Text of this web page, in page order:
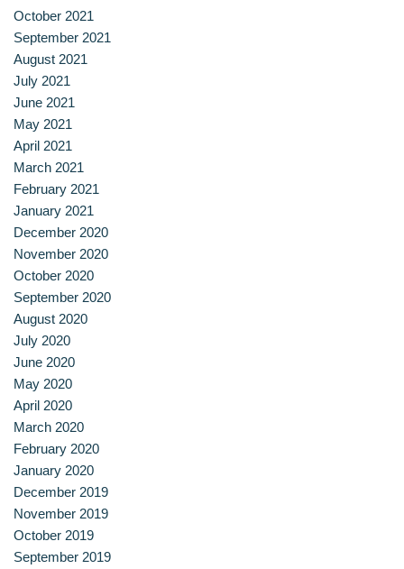
หน้าแรก
หลักสูตรอบรมฟรี (Reskill Upskill)
อาหารเพื่อสุขภาพ ดีต่อกายและใจ
อาหารไทยรสเลิศ
เรียนรู้เทคนิคอาหารนานาชาติ
เลือกหลักสูตร
โครงสร้างการบริหารงาน
โรงเรียนการเรือน
October 2021
September 2021
August 2021
July 2021
June 2021
May 2021
April 2021
March 2021
February 2021
January 2021
December 2020
November 2020
October 2020
September 2020
August 2020
July 2020
June 2020
May 2020
April 2020
March 2020
February 2020
January 2020
December 2019
November 2019
October 2019
September 2019